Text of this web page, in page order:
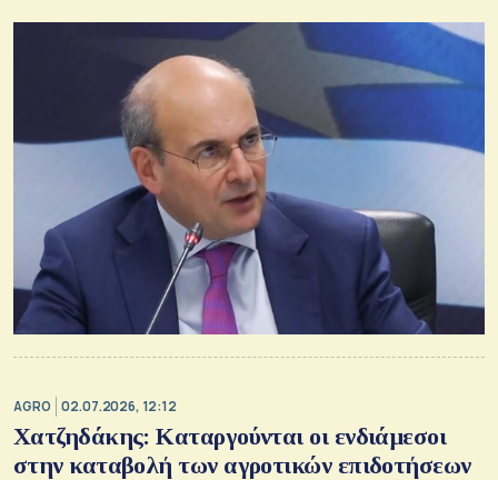
AGRO 02.07.2026, 12:12
Χατζηδάκης: Καταργούνται οι ενδιάμεσοι
στην καταβολή των αγροτικών επιδοτήσεων